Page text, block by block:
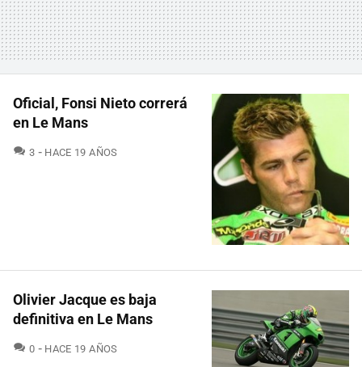
Oficial, Fonsi Nieto correrá
en Le Mans
3 COMENTARIOS
HACE 19 AÑOS
Olivier Jacque es baja
definitiva en Le Mans
0 COMENTARIOS
HACE 19 AÑOS